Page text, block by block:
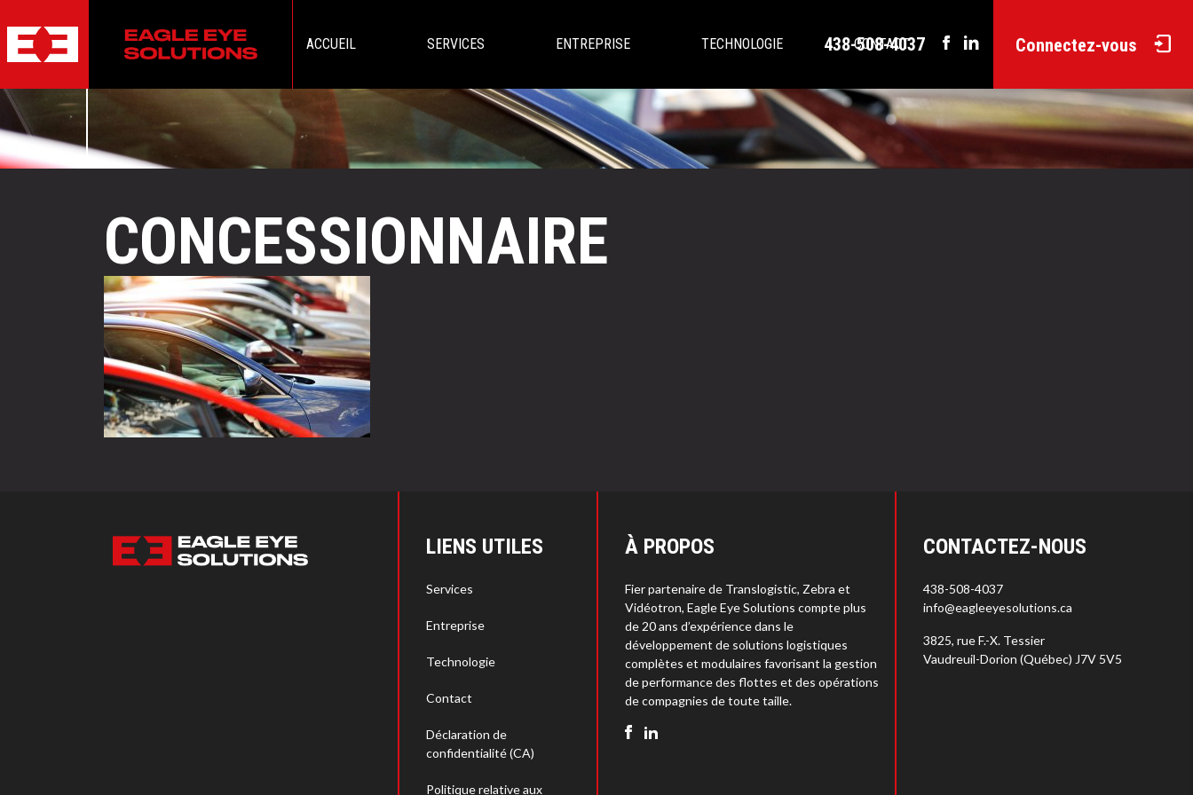
ACCUEIL SERVICES ENTREPRISE TECHNOLOGIE CONTACT
438-508-4037 Connectez-vous
CONCESSIONNAIRE
LIENS UTILES
Services
Entreprise
Technologie
Contact
Déclaration de
confidentialité (CA)
Politique relative aux
À PROPOS
Fier partenaire de Translogistic, Zebra et
Vidéotron, Eagle Eye Solutions compte plus
de 20 ans d’expérience dans le
développement de solutions logistiques
complètes et modulaires favorisant la gestion
de performance des flottes et des opérations
de compagnies de toute taille.
CONTACTEZ-NOUS
438-508-4037
info@eagleeyesolutions.ca
3825, rue F.-X. Tessier
Vaudreuil-Dorion (Québec) J7V 5V5